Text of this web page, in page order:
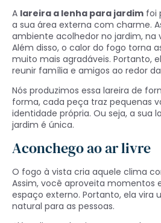
A lareira a lenha para jardim foi
a sua área externa com charme.
ambiente acolhedor no jardim, na
Além disso, o calor do fogo torna
muito mais agradáveis. Portanto,
reunir família e amigos ao redor
Nós produzimos essa lareira de
forma, cada peça traz pequenas
identidade própria. Ou seja, a sua
jardim é única.
Aconchego ao ar livre
O fogo à vista cria aquele clima
Assim, você aproveita momentos
espaço externo. Portanto, ela vira
natural para as pessoas.